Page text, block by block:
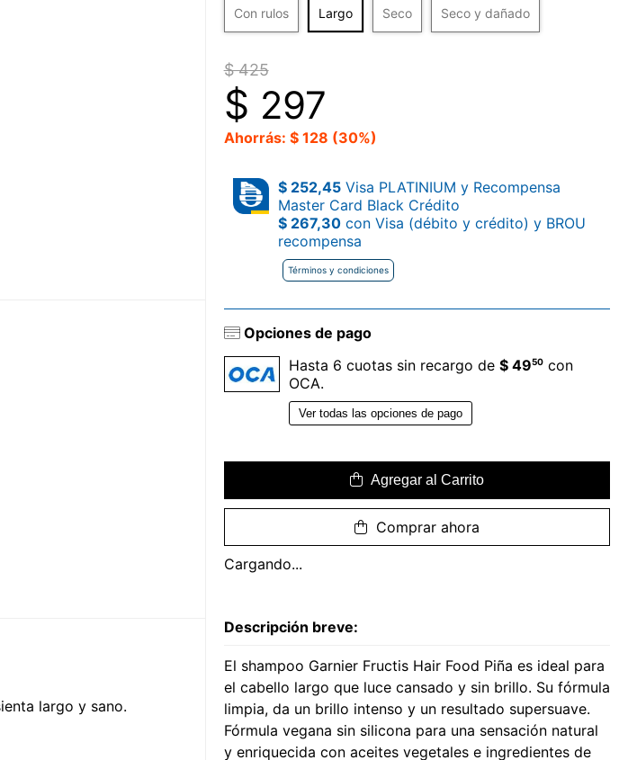
largo y sano.
Con rulos Largo Seco Seco y dañado
$ 425
$ 297
Ahorrás: $ 128 (30%)
$ 252,45Visa PLATINIUM y Recompensa
Master Card Black Crédito
$ 267,30con Visa (débito y crédito) y BROU
recompensa
Términos y condiciones
Opciones de pago
Hasta 6 cuotas sin recargo de $ 4950con
OCA.
Ver todas las opciones de pago
Agregar al Carrito
Comprar ahora
Cargando...
Descripción breve:
El shampoo Garnier Fructis Hair Food Piña es ideal para
el cabello largo que luce cansado y sin brillo. Su fórmula
limpia, da un brillo intenso y un resultado supersuave.
Fórmula vegana sin silicona para una sensación natural
y enriquecida con aceites vegetales e ingredientes de